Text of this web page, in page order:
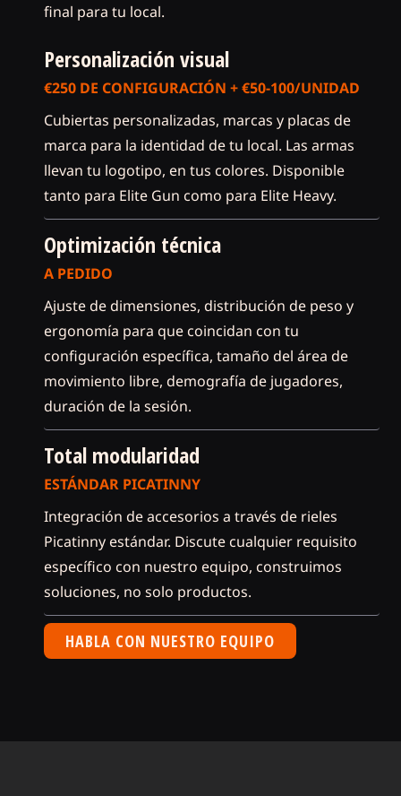
final para tu local.
Personalización visual
€250 DE CONFIGURACIÓN + €50-100/UNIDAD
Cubiertas personalizadas, marcas y placas de
marca para la identidad de tu local. Las armas
llevan tu logotipo, en tus colores. Disponible
tanto para Elite Gun como para Elite Heavy.
Optimización técnica
A PEDIDO
Ajuste de dimensiones, distribución de peso y
ergonomía para que coincidan con tu
configuración específica, tamaño del área de
movimiento libre, demografía de jugadores,
duración de la sesión.
Total modularidad
ESTÁNDAR PICATINNY
Integración de accesorios a través de rieles
Picatinny estándar. Discute cualquier requisito
específico con nuestro equipo, construimos
soluciones, no solo productos.
HABLA CON NUESTRO EQUIPO